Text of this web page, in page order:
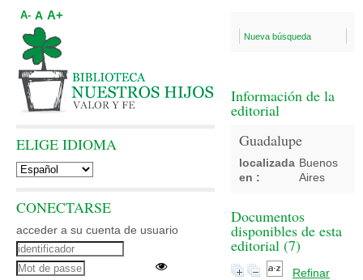
Nueva búsqueda
Información de la
editorial
Guadalupe
localizada
en :
Buenos
Aires
Documentos
disponibles de esta
editorial (7)
Refinar
A- A A+
ELIGE IDIOMA
CONECTARSE
acceder a su cuenta de usuario